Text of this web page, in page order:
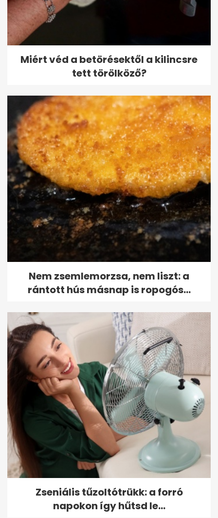
Miért véd a betörésektől a kilincsre
tett törölköző?
Nem zsemlemorzsa, nem liszt: a
rántott hús másnap is ropogós...
Zseniális tűzoltótrükk: a forró
napokon így hűtsd le...